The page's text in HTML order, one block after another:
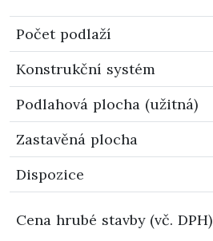
Počet podlaží
Konstrukční systém
Podlahová plocha (užitná)
Zastavěná plocha
Dispozice
Cena hrubé stavby (vč. DPH)